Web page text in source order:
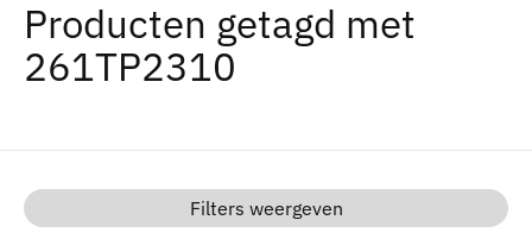
Producten getagd met
261TP2310
Filters weergeven